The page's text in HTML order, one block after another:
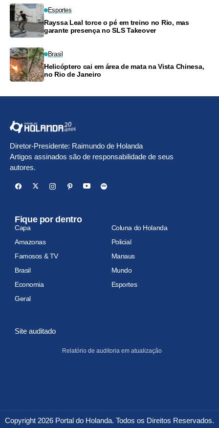
Esportes
Rayssa Leal torce o pé em treino no Rio, mas
garante presença no SLS Takeover
Brasil
Helicóptero cai em área de mata na Vista Chinesa,
no Rio de Janeiro
Diretor-Presidente: Raimundo de Holanda
Artigos assinados são de responsabilidade de seus
autores.
Fique por dentro
Capa
Coluna do Holanda
Amazonas
Policial
Famosos & TV
Manaus
Brasil
Mundo
Economia
Esportes
Geral
Site auditado
Relatório de auditoria em atualização
Copyright 2026 Portal do Holanda. Todos os Direitos Reservados.